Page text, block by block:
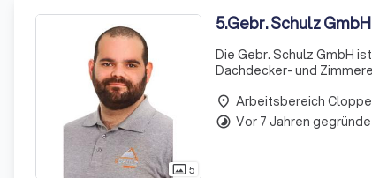
photo_size_select_actual5
5.Gebr. Schulz GmbH
Die Gebr. Schulz GmbH
Dachdecker- und
2001 führen die
place Arbeitsbereich
timelapse Vor 7 Jahren